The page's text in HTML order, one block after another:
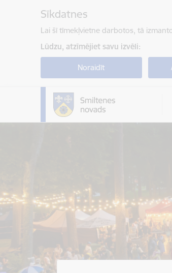
Sīkdatnes
Lai šī tīmekļvietne darbotos, tā
Lūdzu, atzīmējiet savu izvēli:
Noraidīt